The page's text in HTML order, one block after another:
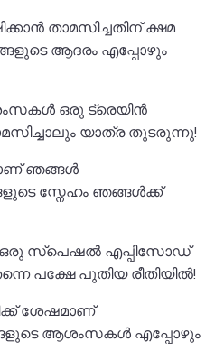
താമസിച്ചതിന് ക്ഷമ
ആദരം എപ്പോഴും
ഒരു ട്രെയിൻ
യാത്ര തുടരുന്നു!
ഞങ്ങൾ
സ്നേഹം ഞങ്ങൾക്ക്
ഒരു സ്പെഷൽ എപ്പിസോഡ്
പക്ഷേ പുതിയ രീതിയിൽ!
ശേഷമാണ്
ആശംസകൾ എപ്പോഴും